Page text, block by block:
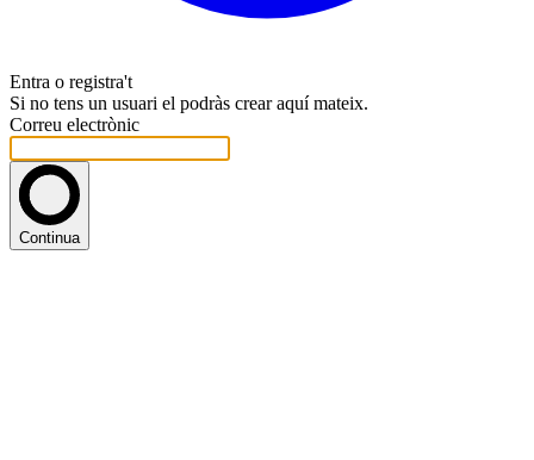
Entra o registra't
Si no tens un usuari el podràs crear aquí mateix.
Correu electrònic
Continua